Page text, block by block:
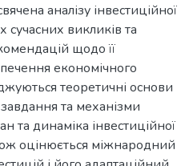
аналізу інвестиційної
сучасних викликів та
щодо її
економічного
теоретичні основи
завдання та механізми
та динаміка інвестиційної
оцінюється міжнародний